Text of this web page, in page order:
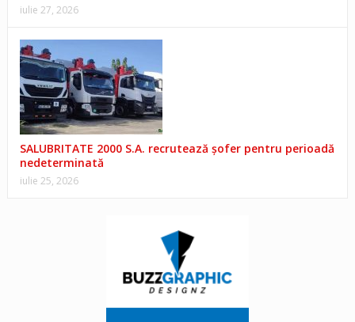
iulie 27, 2026
SALUBRITATE 2000 S.A. recrutează șofer pentru perioadă
nedeterminată
iulie 25, 2026